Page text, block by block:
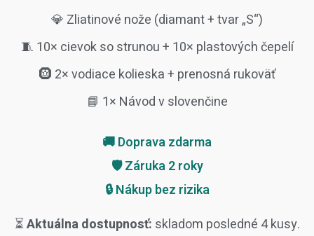
💎 Zliatinové nože (diamant + tvar „S“)
🧵 10× cievok so strunou + 10× plastových čepelí
🛞 2× vodiace kolieska + prenosná rukoväť
📘 1× Návod v slovenčine
🚚 Doprava zdarma
🛡️ Záruka 2 roky
🔒 Nákup bez rizika
⏳Aktuálna dostupnosť: skladom posledné 4 kusy.